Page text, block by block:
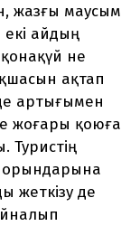
жазғы маусым
айдың
қонақүй не
ақтап
артығымен
жоғары қоюға
орындарына
жеткізу де